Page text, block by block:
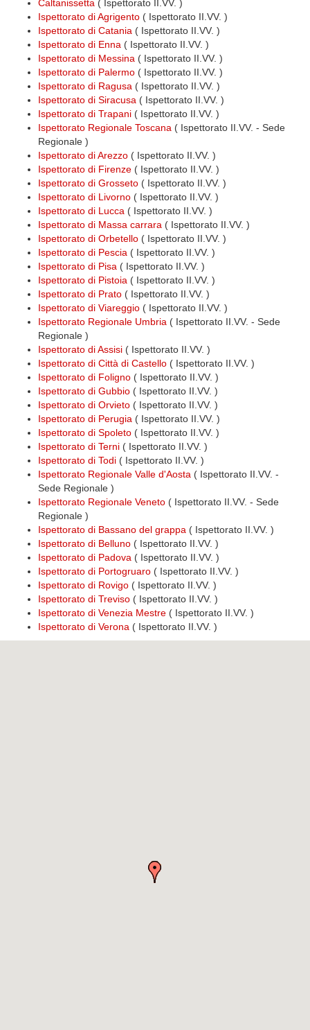
Caltanissetta ( Ispettorato II.VV. )
Ispettorato di Agrigento ( Ispettorato II.VV. )
Ispettorato di Catania ( Ispettorato II.VV. )
Ispettorato di Enna ( Ispettorato II.VV. )
Ispettorato di Messina ( Ispettorato II.VV. )
Ispettorato di Palermo ( Ispettorato II.VV. )
Ispettorato di Ragusa ( Ispettorato II.VV. )
Ispettorato di Siracusa ( Ispettorato II.VV. )
Ispettorato di Trapani ( Ispettorato II.VV. )
Ispettorato Regionale Toscana ( Ispettorato II.VV. - Sede
Regionale )
Ispettorato di Arezzo ( Ispettorato II.VV. )
Ispettorato di Firenze ( Ispettorato II.VV. )
Ispettorato di Grosseto ( Ispettorato II.VV. )
Ispettorato di Livorno ( Ispettorato II.VV. )
Ispettorato di Lucca ( Ispettorato II.VV. )
Ispettorato di Massa carrara ( Ispettorato II.VV. )
Ispettorato di Orbetello ( Ispettorato II.VV. )
Ispettorato di Pescia ( Ispettorato II.VV. )
Ispettorato di Pisa ( Ispettorato II.VV. )
Ispettorato di Pistoia ( Ispettorato II.VV. )
Ispettorato di Prato ( Ispettorato II.VV. )
Ispettorato di Viareggio ( Ispettorato II.VV. )
Ispettorato Regionale Umbria ( Ispettorato II.VV. - Sede
Regionale )
Ispettorato di Assisi ( Ispettorato II.VV. )
Ispettorato di Città di Castello ( Ispettorato II.VV. )
Ispettorato di Foligno ( Ispettorato II.VV. )
Ispettorato di Gubbio ( Ispettorato II.VV. )
Ispettorato di Orvieto ( Ispettorato II.VV. )
Ispettorato di Perugia ( Ispettorato II.VV. )
Ispettorato di Spoleto ( Ispettorato II.VV. )
Ispettorato di Terni ( Ispettorato II.VV. )
Ispettorato di Todi ( Ispettorato II.VV. )
Ispettorato Regionale Valle d'Aosta ( Ispettorato II.VV. -
Sede Regionale )
Ispettorato Regionale Veneto ( Ispettorato II.VV. - Sede
Regionale )
Ispettorato di Bassano del grappa ( Ispettorato II.VV. )
Ispettorato di Belluno ( Ispettorato II.VV. )
Ispettorato di Padova ( Ispettorato II.VV. )
Ispettorato di Portogruaro ( Ispettorato II.VV. )
Ispettorato di Rovigo ( Ispettorato II.VV. )
Ispettorato di Treviso ( Ispettorato II.VV. )
Ispettorato di Venezia Mestre ( Ispettorato II.VV. )
Ispettorato di Verona ( Ispettorato II.VV. )